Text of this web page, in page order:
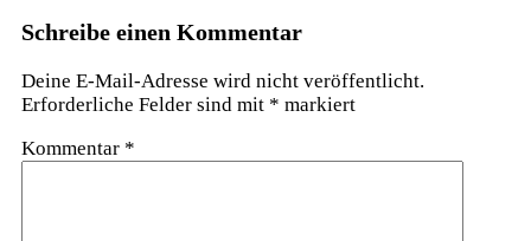
Schreibe einen Kommentar
Deine E-Mail-Adresse wird nicht veröffentlicht.
Erforderliche Felder sind mit * markiert
Kommentar *